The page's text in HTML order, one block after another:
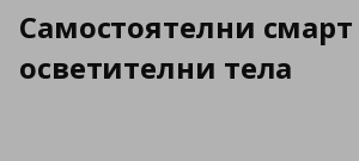
Самостоятелни смарт
осветителни тела